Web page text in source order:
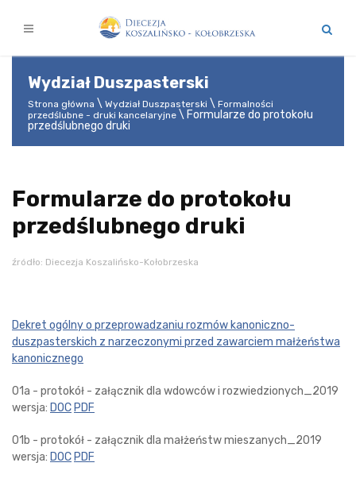
Wydział Duszpasterski
Strona główna Wydział Duszpasterski
Formalności
przedślubne - druki kancelaryjne
Formularze do protokołu
przedślubnego druki
Formularze do protokołu
przedślubnego druki
źródło: Diecezja Koszalińsko-Kołobrzeska
Dekret ogólny o przeprowadzaniu rozmów kanoniczno-
duszpasterskich z narzeczonymi przed zawarciem małżeństwa
kanonicznego
01a - protokół - załącznik dla wdowców i rozwiedzionych_2019
wersja: DOC PDF
01b - protokół - załącznik dla małżeństw mieszanych_2019
wersja: DOC PDF